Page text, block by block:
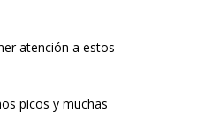
atención a estos
picos y muchas